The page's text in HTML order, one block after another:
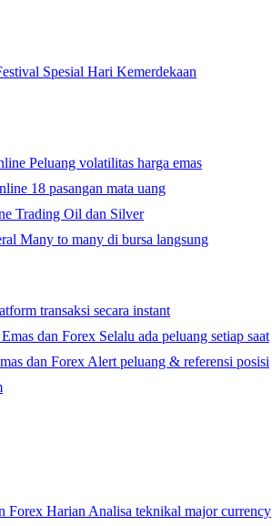
Spesial Hari Kemerdekaan
Peluang volatilitas harga emas
18 pasangan mata uang
Trading Oil dan Silver
Many to many di bursa langsung
transaksi secara instant
dan Forex Selalu ada peluang setiap saat
dan Forex Alert peluang & referensi posisi
Forex HarianAnalisa teknikal major currency